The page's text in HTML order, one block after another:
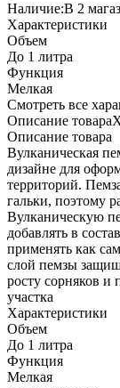
Наличие:В 2
Характеристики
Объем
До 1 литра
Функция
Мелкая
Cмотреть все
Описание товара
Описание товара
Вулканическая
дизайне для
территорий.
гальки, поэтому
Вулканическую
добавлять в
применять как
слой пемзы
росту сорняков
участка
Характеристики
Объем
До 1 литра
Функция
Мелкая